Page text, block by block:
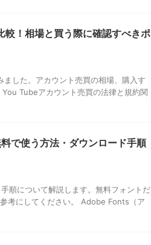
！相場と買う際に確認すべきポ
した。アカウント売買の相場、購入す
Tubeアカウント売買の法律と規約関
で使う方法・ダウンロード手順
順について解説します。無料フォントだ
考にしてください。 Adobe Fonts（ア